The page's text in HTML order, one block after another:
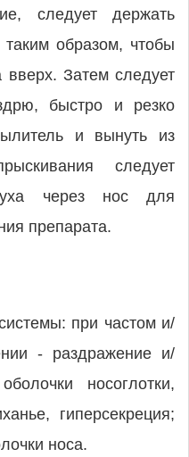
следует держать
таким образом, чтобы
Затем следует
быстро и резко
и вынуть из
следует
через нос для
препарата.
при частом и/
- раздражение и/
носоглотки,
гиперсекреция;
носа.